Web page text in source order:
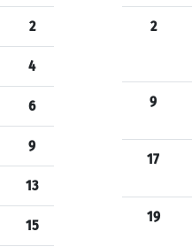
2
4
6
9
13
15
2
9
17
19